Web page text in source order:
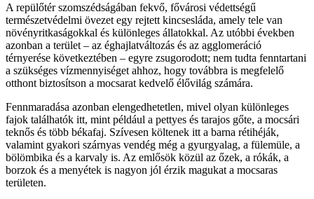
A repülőtér szomszédságában fekvő, fővárosi védettségű
természetvédelmi övezet egy rejtett kincsesláda, amely tele van
növényritkaságokkal és különleges állatokkal. Az utóbbi években
azonban a terület – az éghajlatváltozás és az agglomeráció
térnyerése következtében – egyre zsugorodott; nem tudta fenntartani
a szükséges vízmennyiséget ahhoz, hogy továbbra is megfelelő
otthont biztosítson a mocsarat kedvelő élővilág számára.
Fennmaradása azonban elengedhetetlen, mivel olyan különleges
fajok találhatók itt, mint például a pettyes és tarajos gőte, a mocsári
teknős és több békafaj. Szívesen költenek itt a barna rétihéják,
valamint gyakori szárnyas vendég még a gyurgyalag, a fülemüle, a
bölömbika és a karvaly is. Az emlősök közül az őzek, a rókák, a
borzok és a menyétek is nagyon jól érzik magukat a mocsaras
területen.